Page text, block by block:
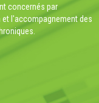
concernés par
et l'accompagnement des